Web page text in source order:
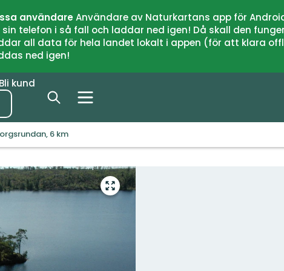
användareAnvändare av Naturkartans app för
telefon i så fall och laddar ned igen! Då skall den
all data för hela landet lokalt i appen (för att klara
ned igen!
kund
6 km
Gå
till